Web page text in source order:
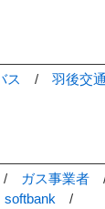
ス / 羽後交通
ガス事業者
softbank /